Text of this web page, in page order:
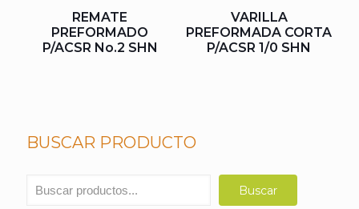
REMATE
PREFORMADO
P/ACSR No.2 SHN
VARILLA
PREFORMADA CORTA
P/ACSR 1/0 SHN
BUSCAR PRODUCTO
Buscar Buscar